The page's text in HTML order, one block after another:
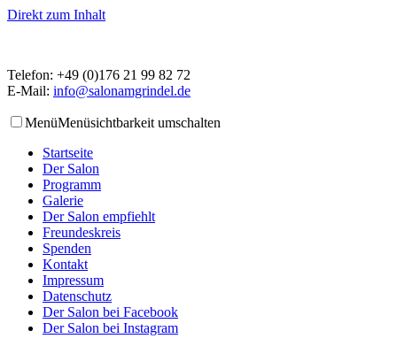
Direkt zum Inhalt
Telefon: +49 (0)176 21 99 82 72
E-Mail: info@salonamgrindel.de
MenüMenüsichtbarkeit umschalten
Startseite
Der Salon
Programm
Galerie
Der Salon empfiehlt
Freundeskreis
Spenden
Kontakt
Impressum
Datenschutz
Der Salon bei Facebook
Der Salon bei Instagram